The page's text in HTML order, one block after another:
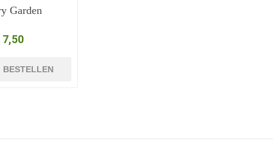
Garden
7,50
BESTELLEN